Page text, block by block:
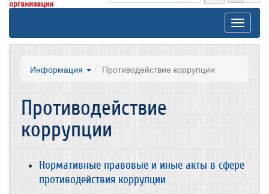
организации
Toggle
Информация Противодействие коррупции
Противодействие
коррупции
Нормативные правовые и иные акты в сфере
противодействия коррупции